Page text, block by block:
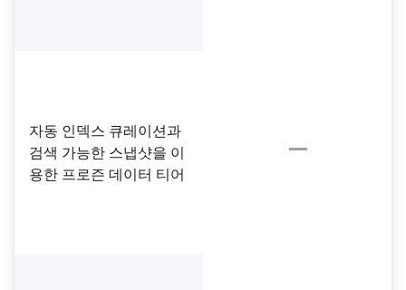
자동 인덱스 큐레이션과
검색 가능한 스냅샷을 이
용한 프로즌 데이터 티어